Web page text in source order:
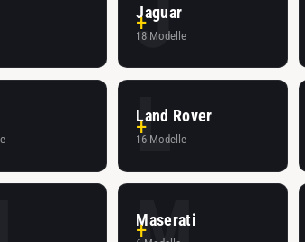
J
Jaguar
18 Modelle
L
Land Rover
16 Modelle
Maserati